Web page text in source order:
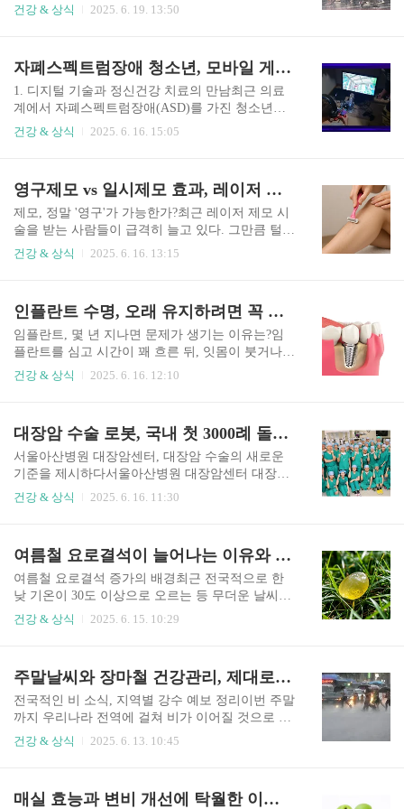
리합니다.반지형 혈압계 ‘카트 온’이란?커프리스
입니다. 전통적인 혈압계는 팔에 커프를 감고 공기
를 주입해 혈압을 측정했지만, 카..
확대되며 본격적인 장마철이 시작됐다. 기상청은 1
것이라고 예보했다.이번 장마는 소강상태를 보이
면서 간헐적으로 비가 내리는 형태로 나타나며, 지
역에 따라 강수량 차이도 클 전망이다. 특히 금요일
인 20일 오후부터는 수도권과 강원 내륙을 중심으
로 돌풍, 천둥, 번개를 동반한 시간당 30~50mm의
따르면19~20일 사이 예상 강수량은 강원 동해안을
제외한 중부지방이 20..
건강 & 상식 2025. 6. 19. 13:50
자폐스펙트럼장애 청소년, 모바일 게임으로 사회성 향상 효과 확인
1. 디지털 기술과 정신건강 치료의 만남최근 의료
계에서 자폐스펙트럼장애(ASD)를 가진 청소년의
사회성 향상에 모바일 게임이 도움이 된다는 연구
에 새로운 형태의 ‘게임 치료’의 가능성을 보여준
사례다. 특히 자폐스펙트럼장애 환자의 치료에 있
어 디지털 치료기기의 활용이 실제 임상효과로 이
어졌다는 점에서 주목을 받고 있다.2. 자폐스펙트
럼장애와 사회성 발달 문제자폐스펙트럼장애는 대
사회적 상황에 맞는 행동에 어려움을 겪는다. 특히
특정 주제에 과도하게 집착하거나 반복적인..
건강 & 상식 2025. 6. 16. 15:05
영구제모 vs 일시제모 효과, 레이저 시술에서 무엇이 갈라지는가
제모, 정말 '영구'가 가능한가?최근 레이저 제모 시
술을 받는 사람들이 급격히 늘고 있다. 그만큼 털에
대한 스트레스가 크고, 깔끔한 외모를 중시하는 시
넘게 털 고민 없이 살고 있다고 말하고, 다른 이는
수개월마다 병원에 들러 제모를 반복해야 한다고
말한다. 이 차이는 어디에서 비롯되는 걸까?레이저
제모의 원리부터 살펴보자레이저 제모는 털의 멜
라닌 색소에 반응하는 특정 파장의 빛을 조사해 모
은 성장기, 퇴행기, 휴지기의 세 단계를 거치며 자
라기 때문에 한 번의..
건강 & 상식 2025. 6. 16. 13:15
인플란트 수명, 오래 유지하려면 꼭 알아야 할 진실
임플란트, 몇 년 지나면 문제가 생기는 이유는?임
플란트를 심고 시간이 꽤 흐른 뒤, 잇몸이 붓거나
피가 나고 고름이 생기는 경우가 적지 않다. 처음엔
트가 문제가 생기는가’라는 의문을 갖지만, 이는
인플란트 수명에 직접적인 영향을 미치는 ‘임플란
트 주위 질환’과 관련이 깊다.인공치아의 구조와
취약성임플란트는 자연치아처럼 생겼지만 그 구조
는 완전히 다르다. 인공적으로 만든 뿌리(픽스처),
조에 이상이 생기면 문제는 점점 심각해진다. 자연
치아에는 치주인대가 있어 충격을 완화..
건강 & 상식 2025. 6. 16. 12:10
대장암 수술 로봇, 국내 첫 3000례 돌파한 서울아산병원의 저력
서울아산병원 대장암센터, 대장암 수술의 새로운
기준을 제시하다서울아산병원 대장암센터 대장항
문외과가 국내 최초로 대장암 수술 로봇을 활용한
정표다.서울아산병원은 연간 7만명 이상이 방문하
는 국내 최대 대장암 전문기관이다. 지금까지 시행
된 대장암 수술만 해도 3만9000건에 달하며, 이 중
복강경 수술이 1만3000건, 대장암 수술 로봇을 활
용한 수술은 3000건이다.고난도 대장암 수술에 최
정밀한 조작으로 암 부위를 절제하는 방식이다. 특
히 직장암처럼 골반 깊숙이 위치한..
건강 & 상식 2025. 6. 16. 11:30
여름철 요로결석이 늘어나는 이유와 예방법, 치료까지 정리
여름철 요로결석 증가의 배경최근 전국적으로 한
낮 기온이 30도 이상으로 오르는 등 무더운 날씨가
이어지면서 ‘여름철 요로결석’ 환자가 크게 증가하
여름철에는 쉽게 땀을 흘리고 탈수를 겪기 쉬워져
요로결석 발생 및 재발 위험이 높아지기 때문에 주
의가 필요하다.요로결석이 발생하는 주요 원인유
전적인 요인가족 중에 요로결석 환자가 있다면 본
인도 결석이 생길 가능성이 높아진다. 특정 유전자
부족: 땀으로 많은 수분을 잃게 되면 소변이 진해지
건강 & 상식 2025. 6. 15. 10:29
주말날씨와 장마철 건강관리, 제대로 준비하는 법
전국적인 비 소식, 지역별 강수 예보 정리이번 주말
까지 우리나라 전역에 걸쳐 비가 이어질 것으로 보
입니다. 6월 13일 오전 8시 현재 전남과 경남 지역
부까지 비가 확대됩니다.예상 강수량 정보제주: 50
건강 & 상식 2025. 6. 13. 10:45
매실 효능과 변비 개선에 탁월한 이유, 여름철 건강관리의 핵심